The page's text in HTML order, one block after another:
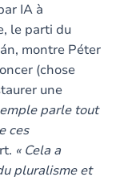
IA à
le parti du
montre Péter
(chose
une
parle tout
ces
« Cela a
pluralisme et